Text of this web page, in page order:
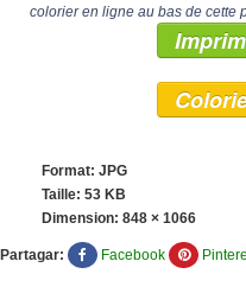
colorier en ligne au bas de cette
Format: JPG
Taille: 53 KB
Dimension: 848 × 1066
Partagar: Facebook